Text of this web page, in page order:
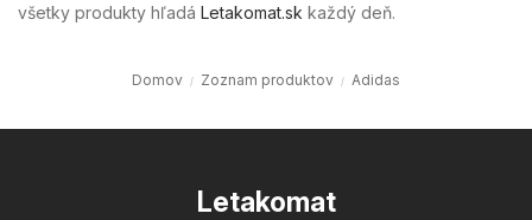
všetky produkty hľadá Letakomat.sk každý deň.
Domov Zoznam produktov Adidas
Letakomat